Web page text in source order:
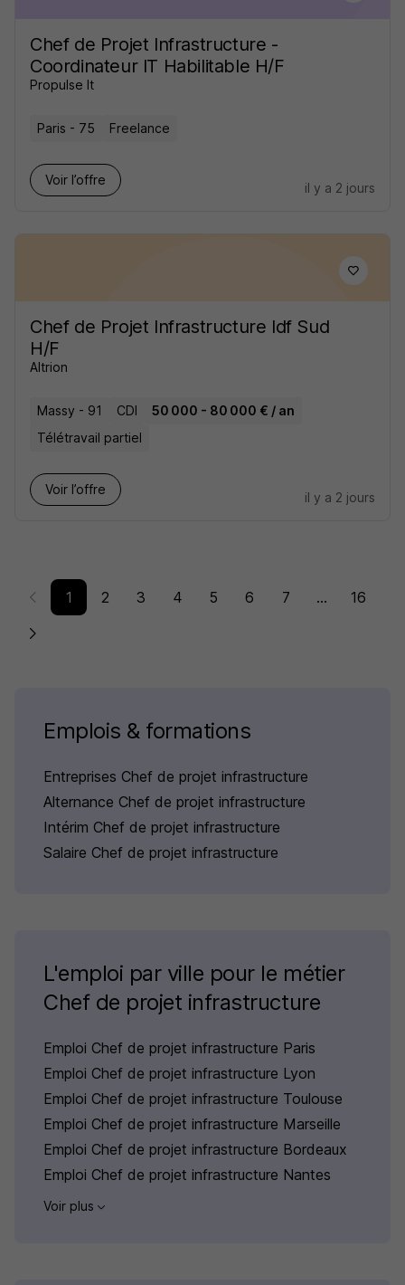
Chef de Projet Infrastructure -
Coordinateur IT Habilitable H/F
Propulse It
Paris - 75 Freelance
Voir l’offre
il y a 2 jours
Chef de Projet Infrastructure Idf Sud
H/F
Altrion
Massy - 91 CDI
50 000 - 80 000 € / an
Télétravail partiel
Voir l’offre
il y a 2 jours
1 2 3 4 5 6 7 ... 16
Emplois & formations
Entreprises Chef de projet infrastructure
Alternance Chef de projet infrastructure
Intérim Chef de projet infrastructure
Salaire Chef de projet infrastructure
L'emploi par ville pour le métier
Chef de projet infrastructure
Emploi Chef de projet infrastructure Paris
Emploi Chef de projet infrastructure Lyon
Emploi Chef de projet infrastructure Toulouse
Emploi Chef de projet infrastructure Marseille
Emploi Chef de projet infrastructure Bordeaux
Emploi Chef de projet infrastructure Nantes
Voir plus